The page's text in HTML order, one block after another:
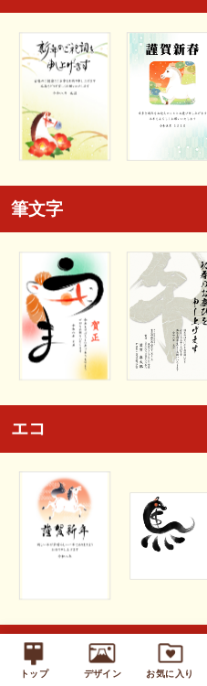
トップ デザイン お気に入り
筆文字
エコ
キッズ